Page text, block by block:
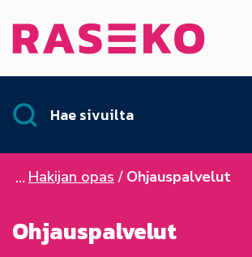
Etusivu
Hae sivuilta
Hakijan opas Ohjauspalvelut
Ohjauspalvelut